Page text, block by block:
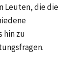
Leuten, die die
hin zu